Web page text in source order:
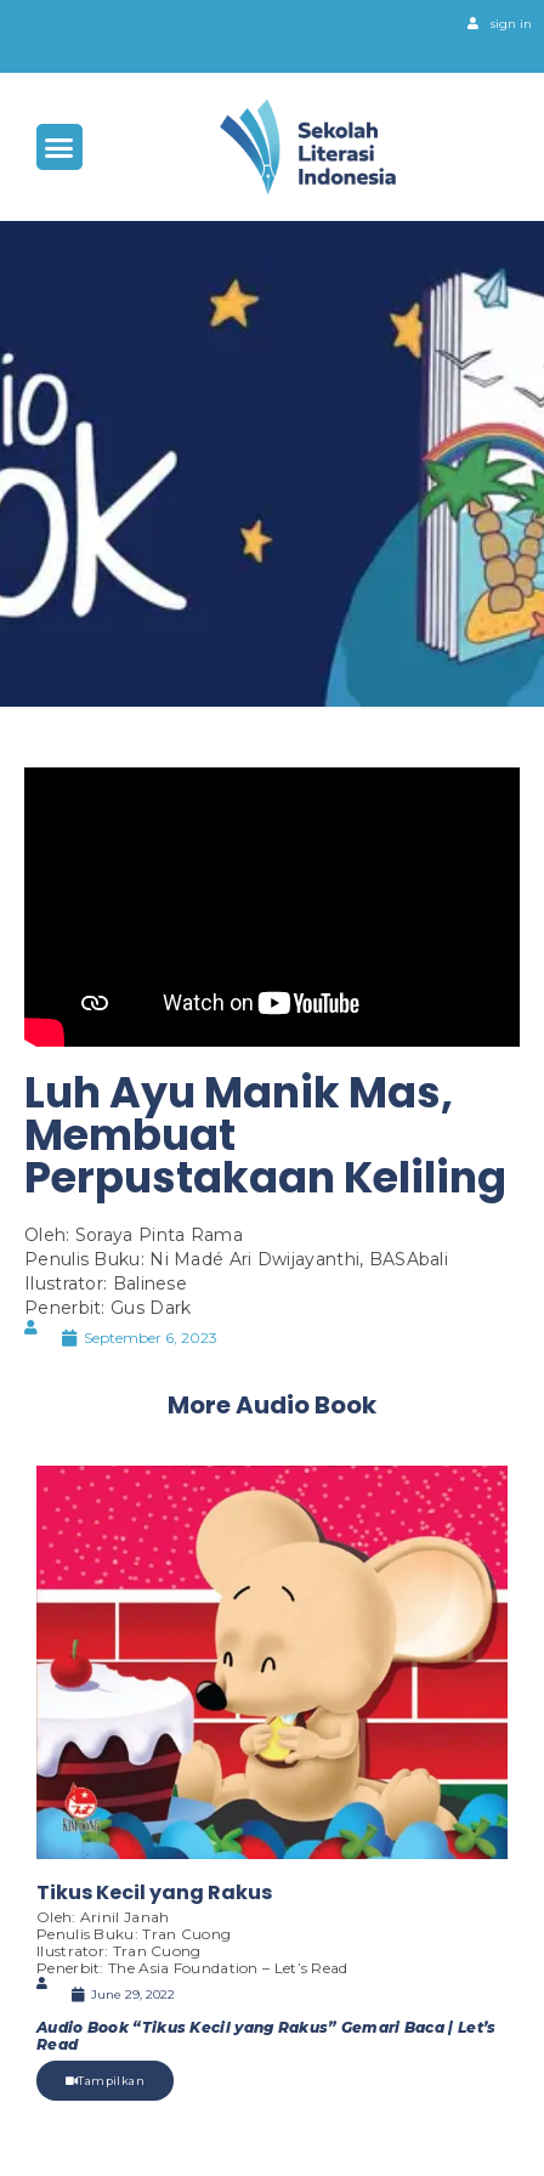
sign in
Luh Ayu Manik Mas,
Membuat
Perpustakaan Keliling
Oleh: Soraya Pinta Rama
Penulis Buku: Ni Madé Ari Dwijayanthi, BASAbali
Ilustrator: Balinese
Penerbit: Gus Dark
September 6, 2023
More Audio Book
Tikus Kecil yang Rakus
Oleh: Arinil Janah
Penulis Buku: Tran Cuong
Ilustrator: Tran Cuong
Penerbit: The Asia Foundation – Let’s Read
June 29, 2022
Audio Book “Tikus Kecil yang Rakus” Gemari Baca | Let’s
Read
Tampilkan